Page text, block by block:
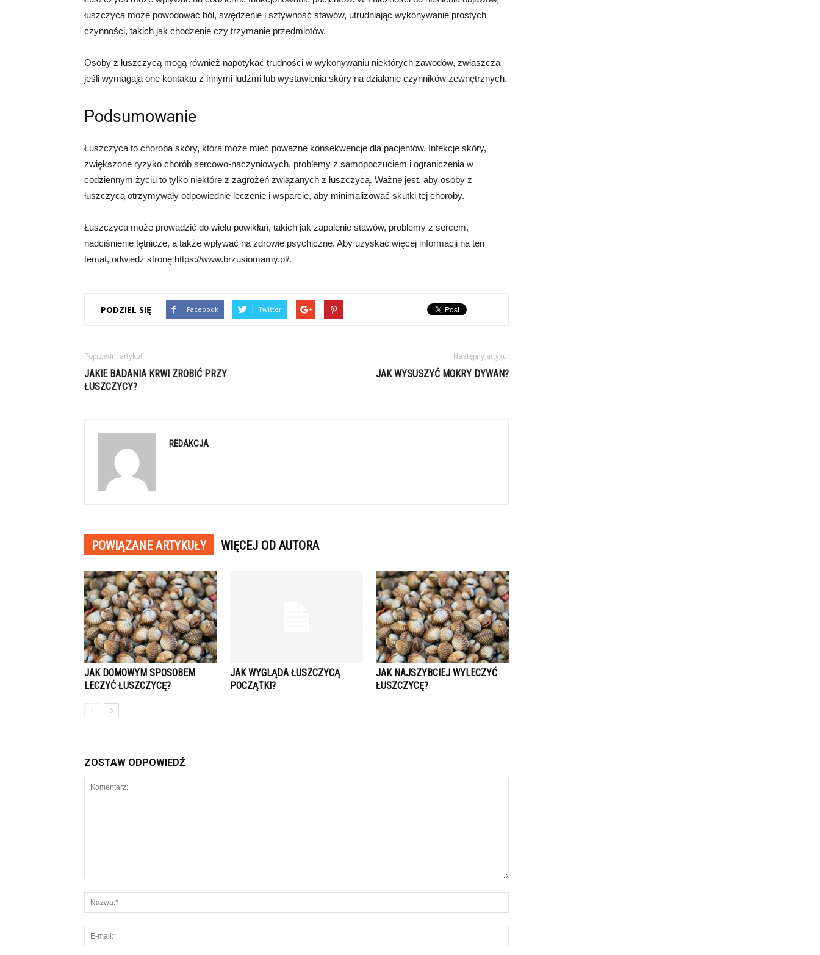
łuszczyca może powodować ból, swędzenie i sztywność stawów, utrudniając wykonywanie prostych
czynności, takich jak chodzenie czy trzymanie przedmiotów.
Osoby z łuszczycą mogą również napotykać trudności w wykonywaniu niektórych zawodów, zwłaszcza
jeśli wymagają one kontaktu z innymi ludźmi lub wystawienia skóry na działanie czynników zewnętrznych.
Podsumowanie
Łuszczyca to choroba skóry, która może mieć poważne konsekwencje dla pacjentów. Infekcje skóry,
zwiększone ryzyko chorób sercowo-naczyniowych, problemy z samopoczuciem i ograniczenia w
codziennym życiu to tylko niektóre z zagrożeń związanych z łuszczycą. Ważne jest, aby osoby z
łuszczycą otrzymywały odpowiednie leczenie i wsparcie, aby minimalizować skutki tej choroby.
Łuszczyca może prowadzić do wielu powikłań, takich jak zapalenie stawów, problemy z sercem,
nadciśnienie tętnicze, a także wpływać na zdrowie psychiczne. Aby uzyskać więcej informacji na ten
temat, odwiedź stronę https://www.brzusiomamy.pl/.
PODZIEL SIĘ Facebook Twitter
Poprzedni artykuł
JAKIE BADANIA KRWI ZROBIĆ PRZY
ŁUSZCZYCY?
Następny artykuł
JAK WYSUSZYĆ MOKRY DYWAN?
REDAKCJA
POWIĄZANE ARTYKUŁY WIĘCEJ OD AUTORA
JAK DOMOWYM SPOSOBEM
LECZYĆ ŁUSZCZYCĘ?
JAK WYGLĄDA ŁUSZCZYCĄ
POCZĄTKI?
JAK NAJSZYBCIEJ WYLECZYĆ
ŁUSZCZYCĘ?
ZOSTAW ODPOWIEDŹ